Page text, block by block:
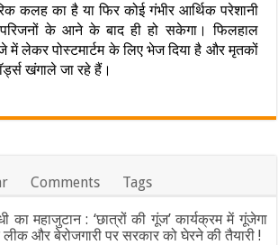
कलह का है या फिर कोई गंभीर आर्थिक परेशानी
के आने के बाद ही हो सकेगा। फिलहाल
में लेकर पोस्टमार्टम के लिए भेज दिया है और मृतकों
खंगाले जा रहे हैं।
Comments Tags
का महाजुटान : ‘छात्रों की गूंज’ कार्यक्रम में गूंजेगा
और बेरोजगारी पर सरकार को घेरने की तैयारी !